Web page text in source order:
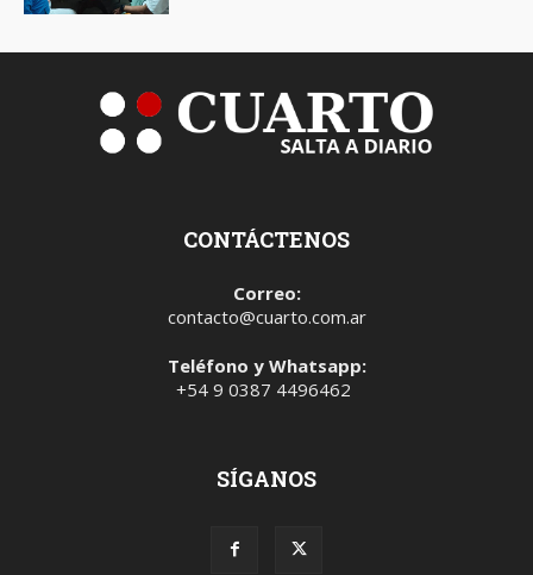
CONTÁCTENOS
Correo:
contacto@cuarto.com.ar
Teléfono y Whatsapp:
+54 9 0387 4496462
SÍGANOS